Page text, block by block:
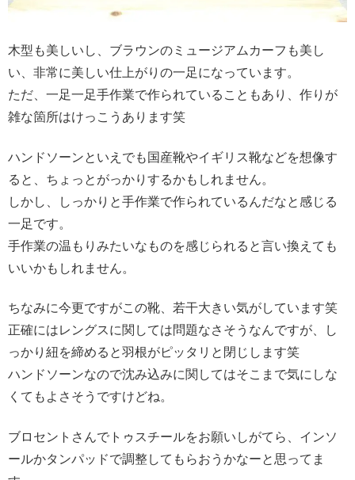
木型も美しいし、ブラウンのミュージアムカーフも美し
い、非常に美しい仕上がりの一足になっています。
ただ、一足一足手作業で作られていることもあり、作りが
雑な箇所はけっこうあります笑
ハンドソーンといえでも国産靴やイギリス靴などを想像す
ると、ちょっとがっかりするかもしれません。
しかし、しっかりと手作業で作られているんだなと感じる
一足です。
手作業の温もりみたいなものを感じられると言い換えても
いいかもしれません。
ちなみに今更ですがこの靴、若干大きい気がしています笑
正確にはレングスに関しては問題なさそうなんですが、し
っかり紐を締めると羽根がピッタリと閉じします笑
ハンドソーンなので沈み込みに関してはそこまで気にしな
くてもよさそうですけどね。
ブロセントさんでトゥスチールをお願いしがてら、インソ
ールかタンパッドで調整してもらおうかなーと思ってま